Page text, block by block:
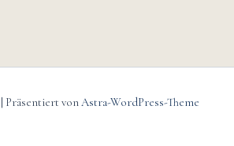
Präsentiert vonAstra-WordPress-Theme